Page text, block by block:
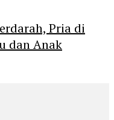
Pria di
dan Anak